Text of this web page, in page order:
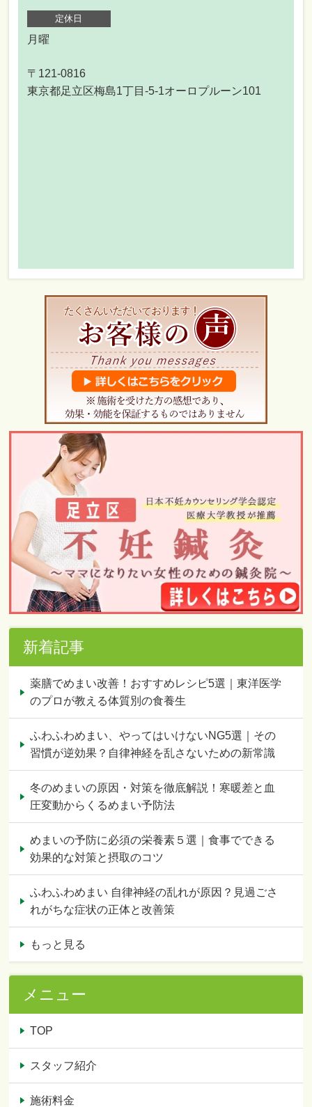
定休日
月曜
〒121-0816
東京都足立区梅島1丁目-5-1オーロプルーン101
新着記事
薬膳でめまい改善！おすすめレシピ5選｜東洋医学
のプロが教える体質別の食養生
ふわふわめまい、やってはいけないNG5選｜その
習慣が逆効果？自律神経を乱さないための新常識
冬のめまいの原因・対策を徹底解説！寒暖差と血
圧変動からくるめまい予防法
めまいの予防に必須の栄養素５選｜食事でできる
効果的な対策と摂取のコツ
ふわふわめまい 自律神経の乱れが原因？見過ごさ
れがちな症状の正体と改善策
もっと見る
メニュー
TOP
スタッフ紹介
施術料金